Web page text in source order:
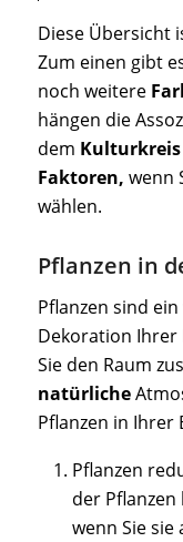
Diese Übersicht
Zum einen gibt
noch weitere
hängen die
dem Kulturkreis
Faktoren, wenn
wählen.
Pflanzen in
Pflanzen sind
Dekoration Ihrer
Sie den Raum
natürliche
Pflanzen in Ihrer
Pflanzen
der Pflanzen
wenn Sie